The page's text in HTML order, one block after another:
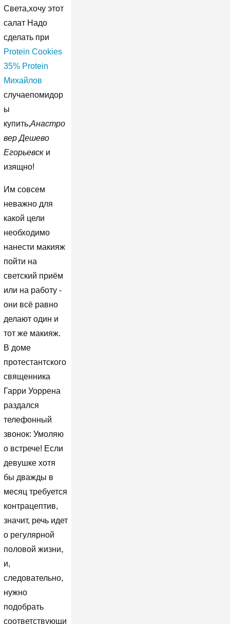
Света,хочу этот
салат Надо
сделать при
Protein Cookies
35% Protein
Михайлов
случаепомидор
ы
купить,Анастро
вер Дешево
Егорьевски
изящно!
Им совсем
неважно для
какой цели
необходимо
нанести макияж
пойти на
светский приём
или на работу -
они всё равно
делают один и
тот же макияж.
В доме
протестантского
священника
Гарри Уоррена
раздался
телефонный
звонок: Умоляю
о встрече! Если
девушке хотя
бы дважды в
месяц требуется
контрацептив,
значит, речь идет
о регулярной
половой жизни,
и,
следовательно,
нужно
подобрать
соответствующи